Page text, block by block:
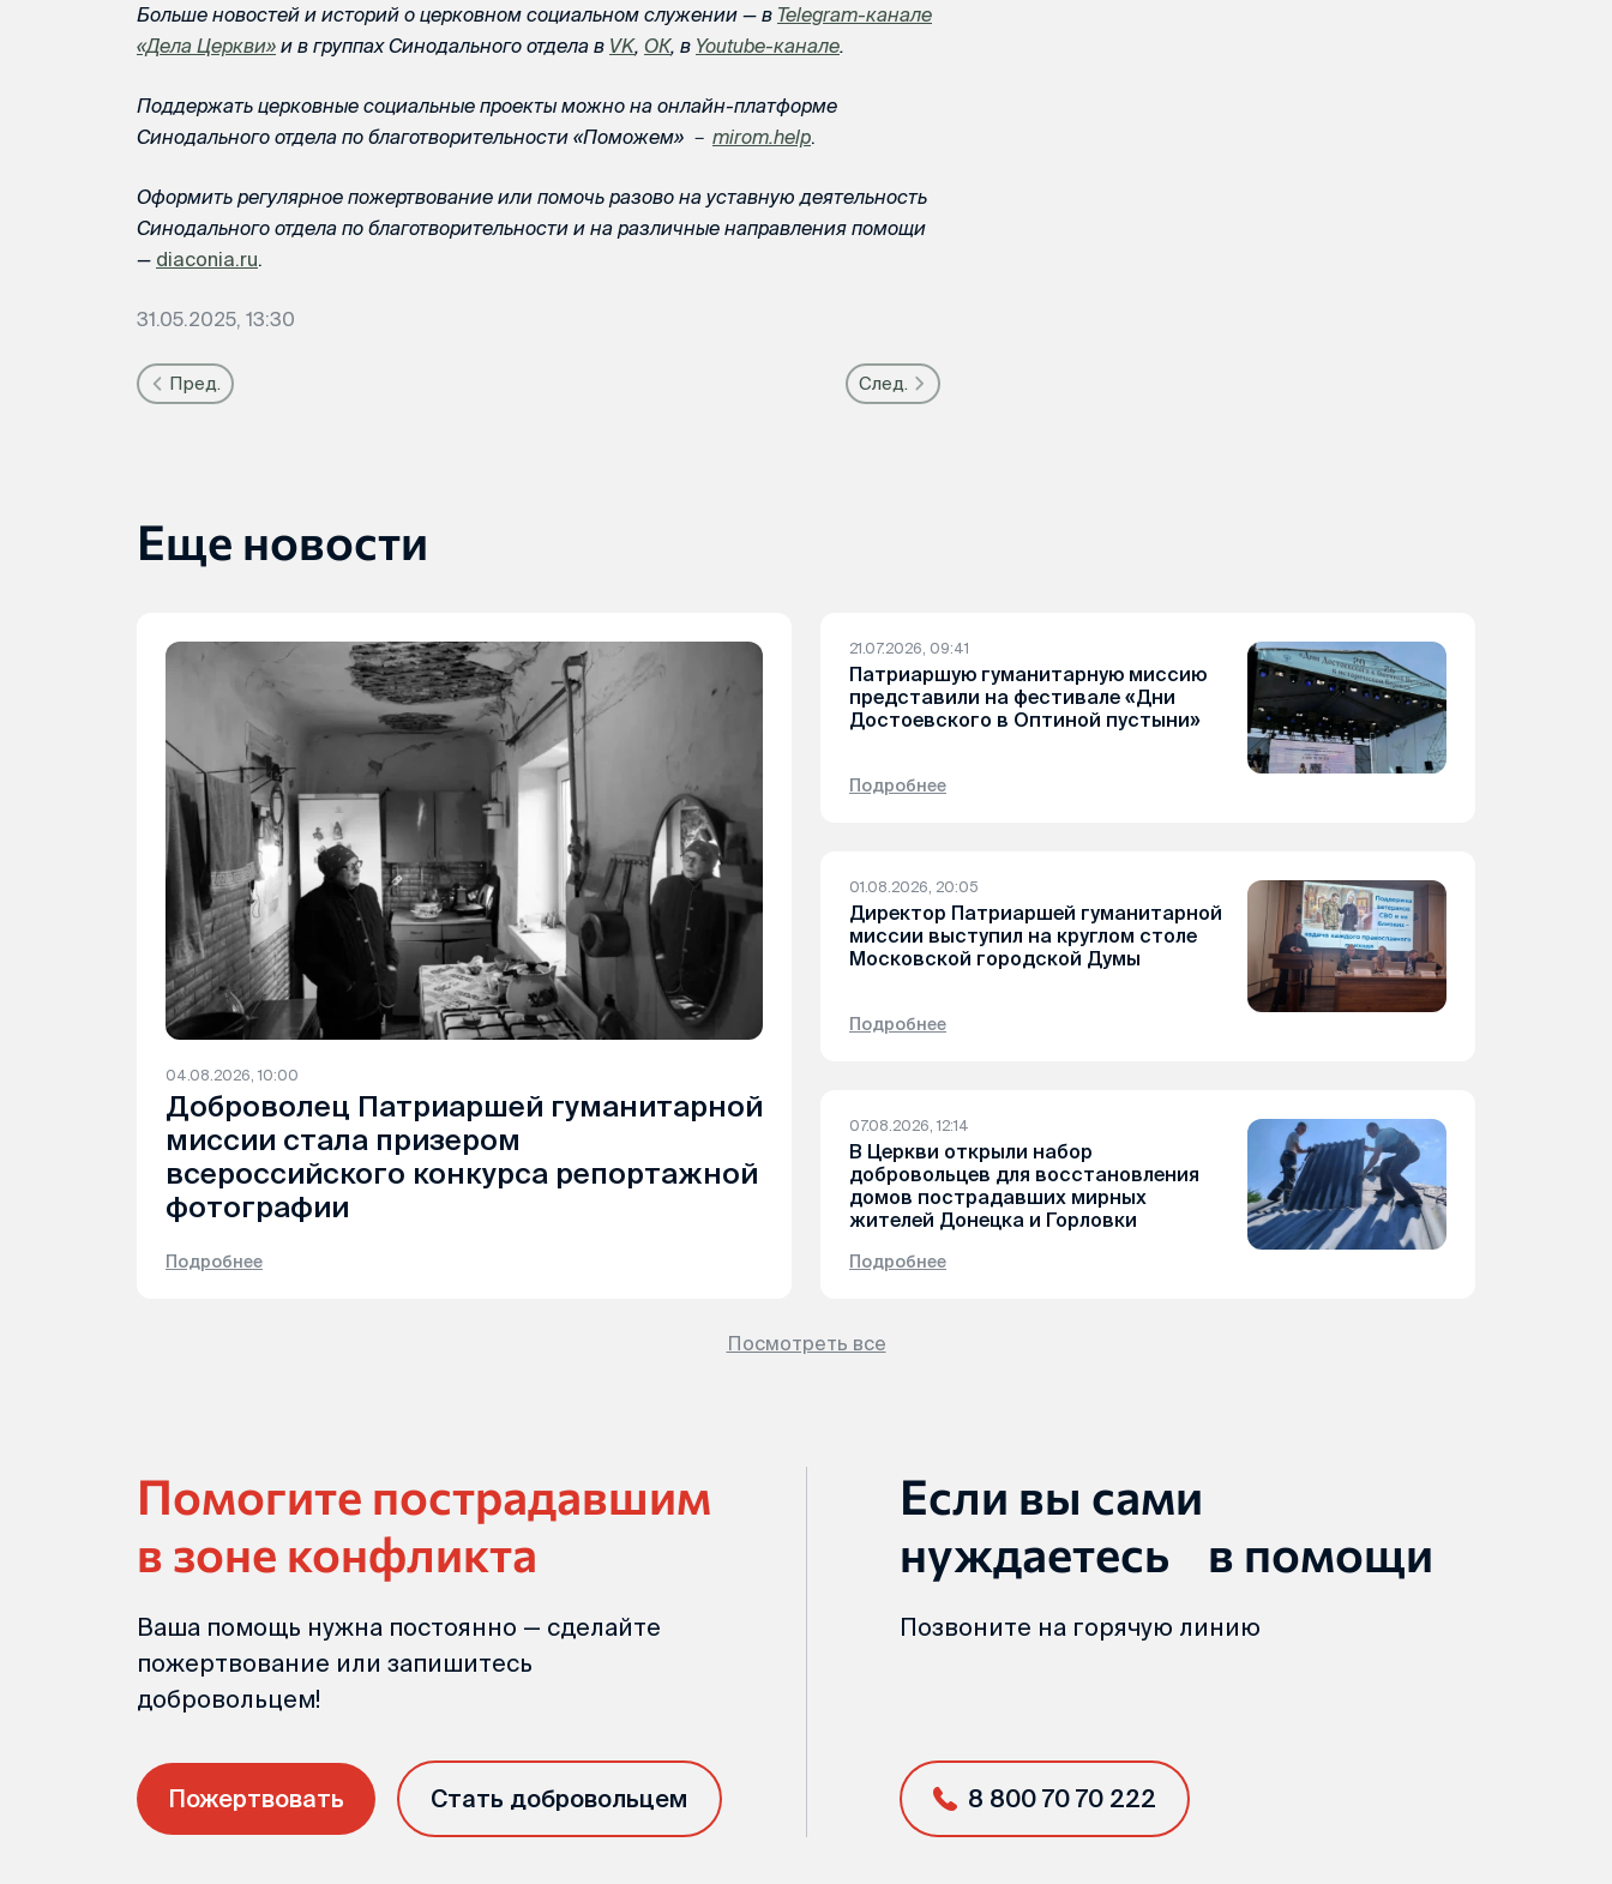
Больше новостей и историй о церковном социальном служении — в Telegram-канале
«Дела Церкви» и в группах Синодального отдела в VK, ОК, в Youtube-канале.
Поддержать церковные социальные проекты можно на онлайн-платформе
Синодального отдела по благотворительности «Поможем» － mirom.help.
Оформить регулярное пожертвование или помочь разово на уставную деятельность
Синодального отдела по благотворительности и на различные направления помощи
— diaconia.ru.
31.05.2025, 13:30
Пред. След.
Еще новости
04.08.2026, 10:00
Доброволец Патриаршей гуманитарной
миссии стала призером
всероссийского конкурса репортажной
фотографии
Подробнее
21.07.2026, 09:41
Патриаршую гуманитарную миссию
представили на фестивале «Дни
Достоевского в Оптиной пустыни»
Подробнее
01.08.2026, 20:05
Директор Патриаршей гуманитарной
миссии выступил на круглом столе
Московской городской Думы
Подробнее
07.08.2026, 12:14
В Церкви открыли набор
добровольцев для восстановления
домов пострадавших мирных
жителей Донецка и Горловки
Подробнее
Посмотреть все
Помогите пострадавшим
в зоне конфликта
Ваша помощь нужна постоянно — сделайте
пожертвование или запишитесь
добровольцем!
Пожертвовать Стать добровольцем
Если вы сами
нуждаетесь в помощи
Позвоните на горячую линию
8 800 70 70 222